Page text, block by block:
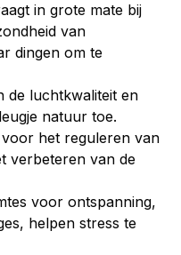
in grote mate bij
van
dingen om te
de luchtkwaliteit en
natuur toe.
het reguleren van
verbeteren van de
voor ontspanning,
helpen stress te